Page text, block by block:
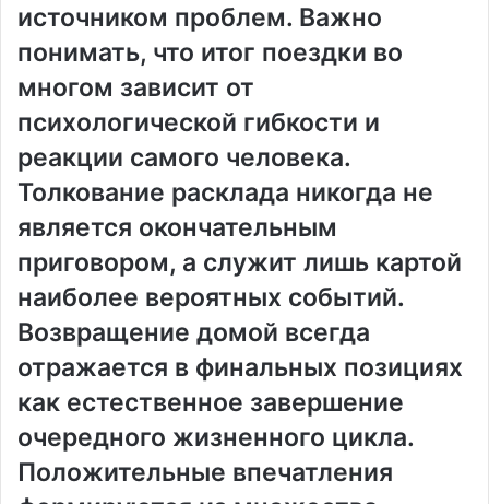
источником проблем. Важно
понимать, что итог поездки во
многом зависит от
психологической гибкости и
реакции самого человека.
Толкование расклада никогда не
является окончательным
приговором, а служит лишь картой
наиболее вероятных событий.
Возвращение домой всегда
отражается в финальных позициях
как естественное завершение
очередного жизненного цикла.
Положительные впечатления